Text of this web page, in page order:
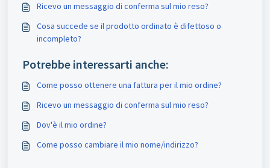
Ricevo un messaggio di conferma sul mio reso?
Cosa succede se il prodotto ordinato è difettoso o
incompleto?
Potrebbe interessarti anche:
Come posso ottenere una fattura per il mio ordine?
Ricevo un messaggio di conferma sul mio reso?
Dov'è il mio ordine?
Come posso cambiare il mio nome/indirizzo?